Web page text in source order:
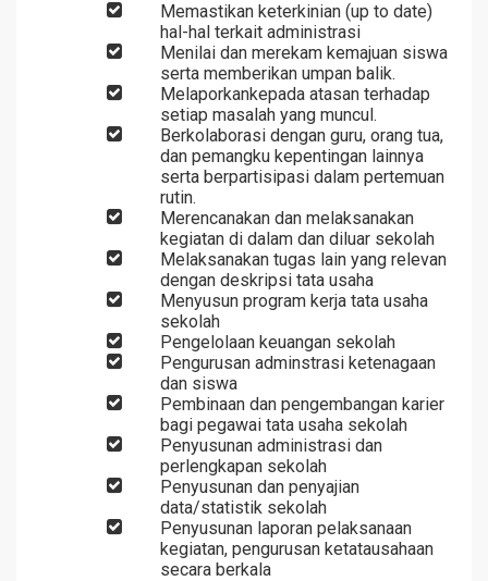
Memastikan keterkinian (up to date)
hal-hal terkait administrasi
Menilai dan merekam kemajuan siswa
serta memberikan umpan balik.
Melaporkankepada atasan terhadap
setiap masalah yang muncul.
Berkolaborasi dengan guru, orang tua,
dan pemangku kepentingan lainnya
serta berpartisipasi dalam pertemuan
rutin.
Merencanakan dan melaksanakan
kegiatan di dalam dan diluar sekolah
Melaksanakan tugas lain yang relevan
dengan deskripsi tata usaha
Menyusun program kerja tata usaha
sekolah
Pengelolaan keuangan sekolah
Pengurusan adminstrasi ketenagaan
dan siswa
Pembinaan dan pengembangan karier
bagi pegawai tata usaha sekolah
Penyusunan administrasi dan
perlengkapan sekolah
Penyusunan dan penyajian
data/statistik sekolah
Penyusunan laporan pelaksanaan
kegiatan, pengurusan ketatausahaan
secara berkala